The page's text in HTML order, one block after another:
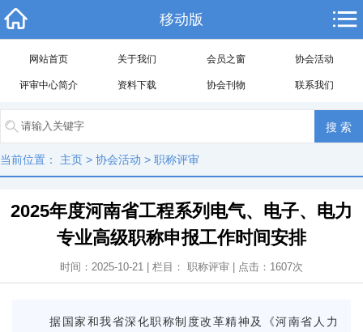
移动版
网站首页 关于我们 会员之窗 协会活动
评审中心简介 资料下载 协会刊物 联系我们
当前位置： 主页 > 协会活动 > 职称评审
2025年度河南省工程系列电气、电子、电力
专业高级职称申报工作时间安排
时间：2025-10-21 | 栏目： 职称评审 | 点击： 1607次
据国家和我省深化职称制度改革精神及《河南省人力